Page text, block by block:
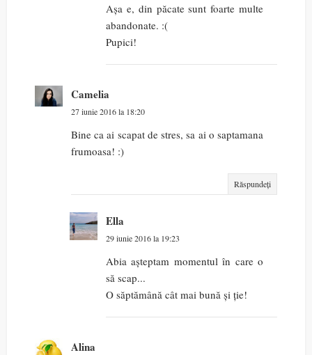
Așa e, din păcate sunt foarte multe
abandonate. :(
Pupici!
Camelia
27 iunie 2016 la 18:20
Bine ca ai scapat de stres, sa ai o saptamana
frumoasa! :)
Răspundeți
Ella
29 iunie 2016 la 19:23
Abia așteptam momentul în care o
să scap...
O săptămână cât mai bună și ție!
Alina